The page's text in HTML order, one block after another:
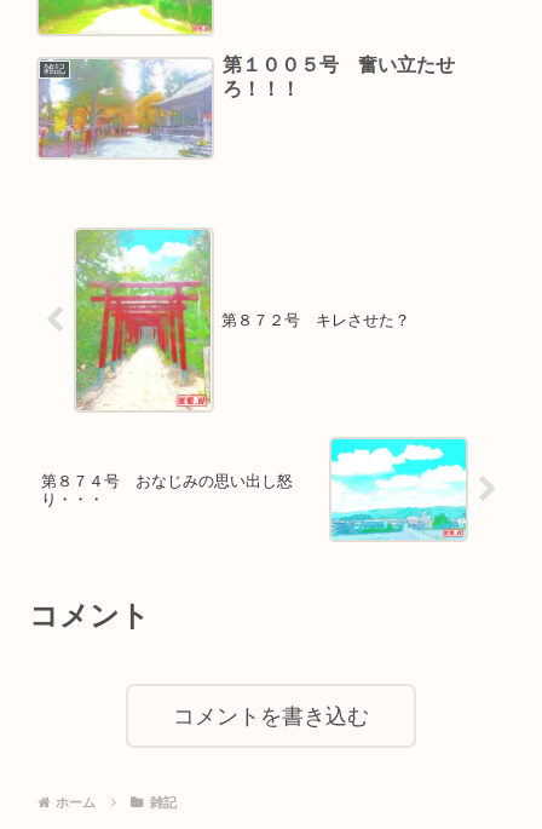
雑記
第１００５号 奮い立たせ
ろ！！！
第８７２号 キレさせた？
第８７４号 おなじみの思い出し怒
り・・・
コメント
コメントを書き込む
ホーム 雑記